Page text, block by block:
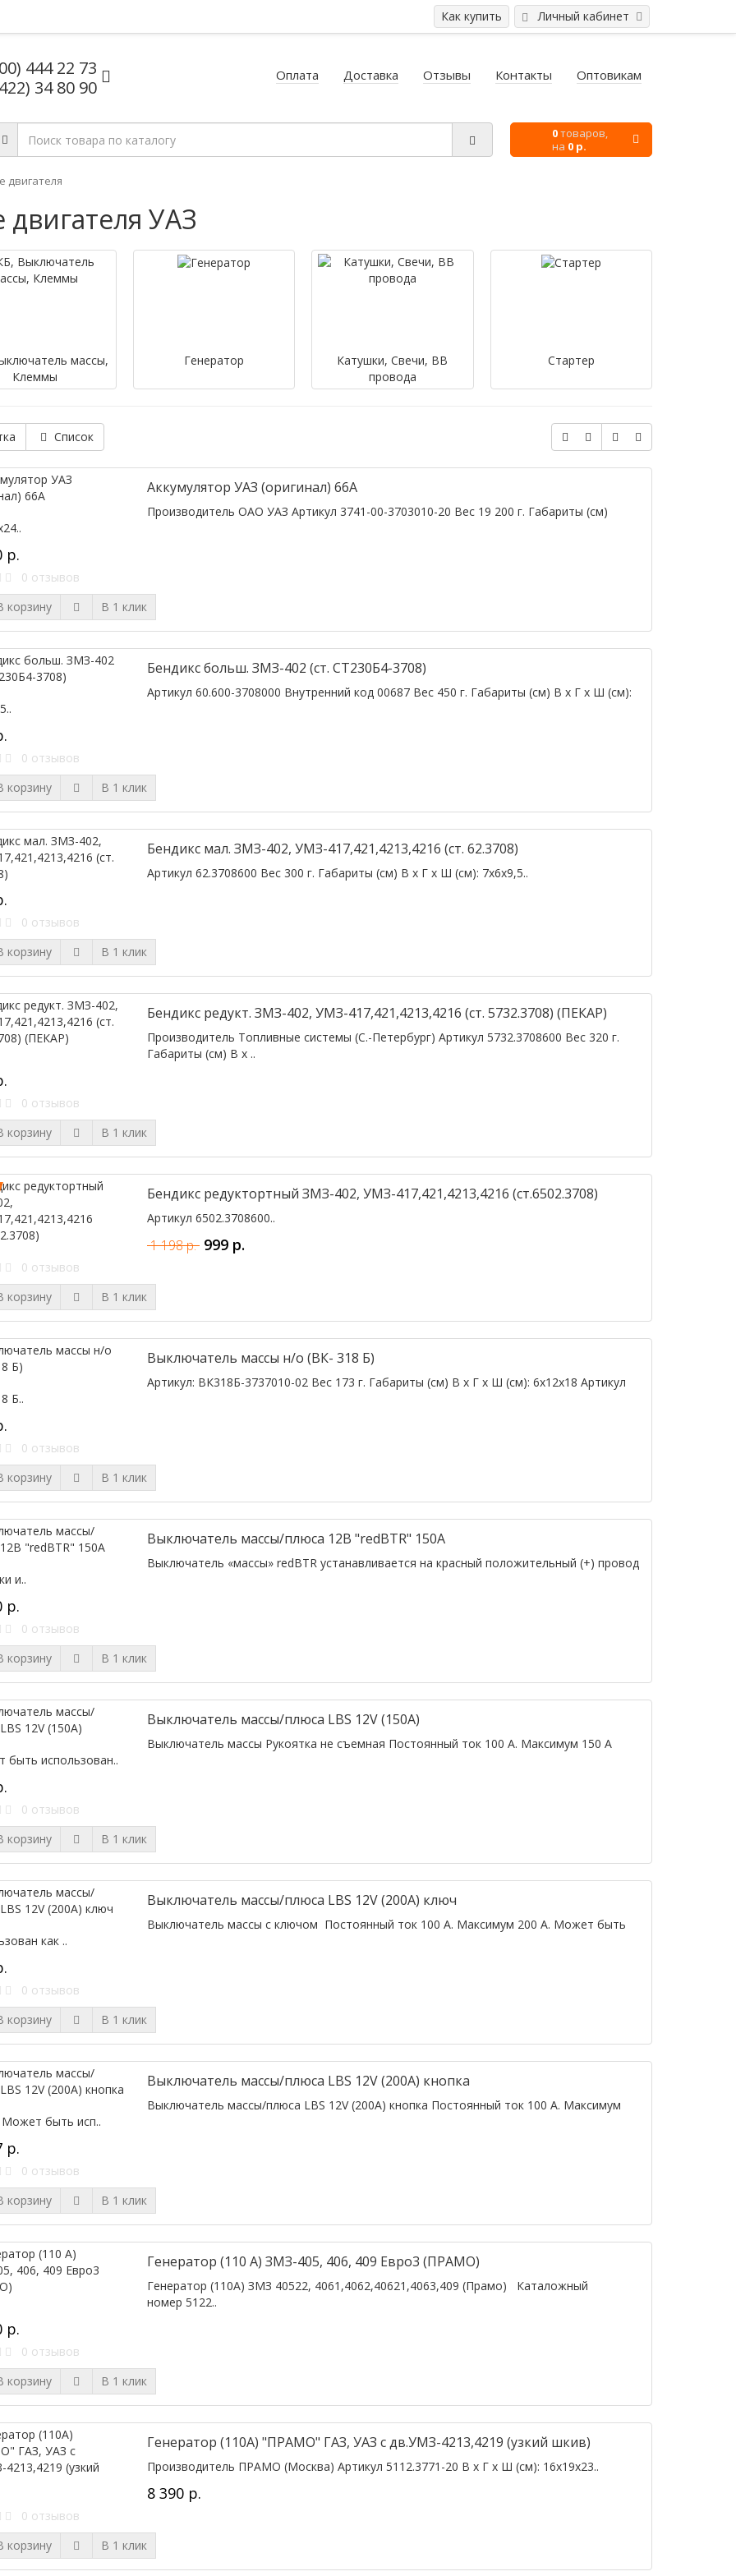
Личный кабинет
Как купить
444 22 73
34 80 90
Оплата Доставка Отзывы Контакты Оптовикам
0товаров,
на 0 р.
двигателя
УАЗ
массы,
Клеммы
Генератор
Катушки, Свечи, ВВ
провода
Стартер
Список
Аккумулятор УАЗ (оригинал) 66А
Производитель ОАО УАЗ Артикул 3741-00-3703010-20 Вес 19 200 г. Габариты (см)
р.
0 отзывов
корзину
В 1 клик
Бендикс больш. ЗМЗ-402 (ст. СТ230Б4-3708)
Артикул 60.600-3708000 Внутренний код 00687 Вес 450 г. Габариты (см) В х Г х Ш (см):
0 отзывов
корзину
В 1 клик
Бендикс мал. ЗМЗ-402, УМЗ-417,421,4213,4216 (ст. 62.3708)
Артикул 62.3708600 Вес 300 г. Габариты (см) В х Г х Ш (см): 7х6х9,5..
0 отзывов
корзину
В 1 клик
Бендикс редукт. ЗМЗ-402, УМЗ-417,421,4213,4216 (ст. 5732.3708) (ПЕКАР)
Производитель Топливные системы (С.-Петербург) Артикул 5732.3708600 Вес 320 г.
Габариты (см) В х ..
0 отзывов
корзину
В 1 клик
Бендикс редуктортный ЗМЗ-402, УМЗ-417,421,4213,4216 (ст.6502.3708)
Артикул 6502.3708600..
1 198 р. 999 р.
0 отзывов
корзину
В 1 клик
Выключатель массы н/о (ВК- 318 Б)
Артикул: ВК318Б-3737010-02 Вес 173 г. Габариты (см) В х Г х Ш (см): 6х12х18 Артикул
Б..
0 отзывов
корзину
В 1 клик
Выключатель массы/плюса 12В "redBTR" 150А
Выключатель «массы» redBTR устанавливается на красный положительный (+) провод
и..
р.
0 отзывов
корзину
В 1 клик
Выключатель массы/плюса LBS 12V (150А)
Выключатель массы Рукоятка не съемная Постоянный ток 100 А. Максимум 150 А
быть использован..
0 отзывов
корзину
В 1 клик
Выключатель массы/плюса LBS 12V (200А) ключ
Выключатель массы с ключом Постоянный ток 100 А. Максимум 200 А. Может быть
как ..
0 отзывов
корзину
В 1 клик
Выключатель массы/плюса LBS 12V (200А) кнопка
Выключатель массы/плюса LBS 12V (200А) кнопка Постоянный ток 100 А. Максимум
Может быть исп..
р.
0 отзывов
корзину
В 1 клик
Генератор (110 А) ЗМЗ-405, 406, 409 Евро3 (ПРАМО)
Генератор (110А) ЗМЗ 40522, 4061,4062,40621,4063,409 (Прамо) Каталожный
номер 5122..
р.
0 отзывов
корзину
В 1 клик
Генератор (110А) "ПРАМО" ГАЗ, УАЗ с дв.УМЗ-4213,4219 (узкий шкив)
Производитель ПРАМО (Москва) Артикул 5112.3771-20 В х Г х Ш (см): 16х19х23..
8 390 р.
0 отзывов
корзину
В 1 клик